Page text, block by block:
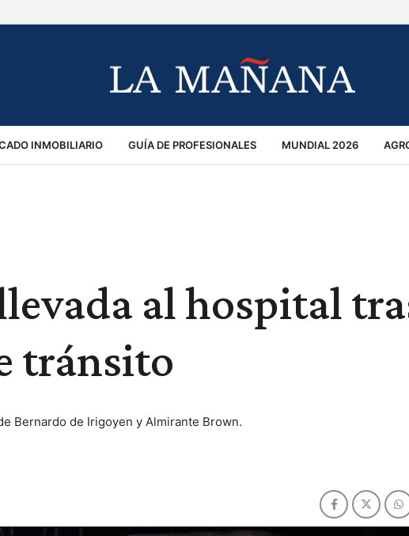
INMOBILIARIO GUÍA DE PROFESIONALES MUNDIAL 2026
al hospital
tránsito
Bernardo de Irigoyen y Almirante Brown.